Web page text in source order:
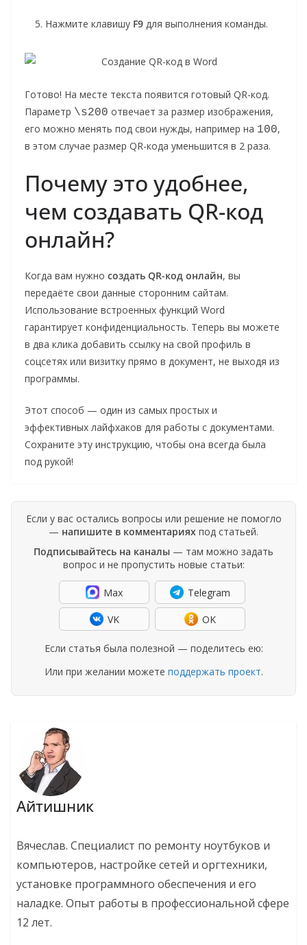
Нажмите клавишу F9 для выполнения команды.
Готово! На месте текста появится готовый QR-код.
Параметр \s200 отвечает за размер изображения,
его можно менять под свои нужды, например на 100,
в этом случае размер QR-кода уменьшится в 2 раза.
Почему это удобнее,
чем создавать QR-код
онлайн?
Когда вам нужно создать QR-код онлайн, вы
передаёте свои данные сторонним сайтам.
Использование встроенных функций Word
гарантирует конфиденциальность. Теперь вы можете
в два клика добавить ссылку на свой профиль в
соцсетях или визитку прямо в документ, не выходя из
программы.
Этот способ — один из самых простых и
эффективных лайфхаков для работы с документами.
Сохраните эту инструкцию, чтобы она всегда была
под рукой!
Если у вас остались вопросы или решение не помогло
— напишите в комментариях под статьей.
Подписывайтесь на каналы — там можно задать
вопрос и не пропустить новые статьи:
Max Telegram
VK OK
Если статья была полезной — поделитесь ею:
Или при желании можете поддержать проект.
Айтишник
Вячеслав. Специалист по ремонту ноутбуков и
компьютеров, настройке сетей и оргтехники,
установке программного обеспечения и его
наладке. Опыт работы в профессиональной сфере
12 лет.